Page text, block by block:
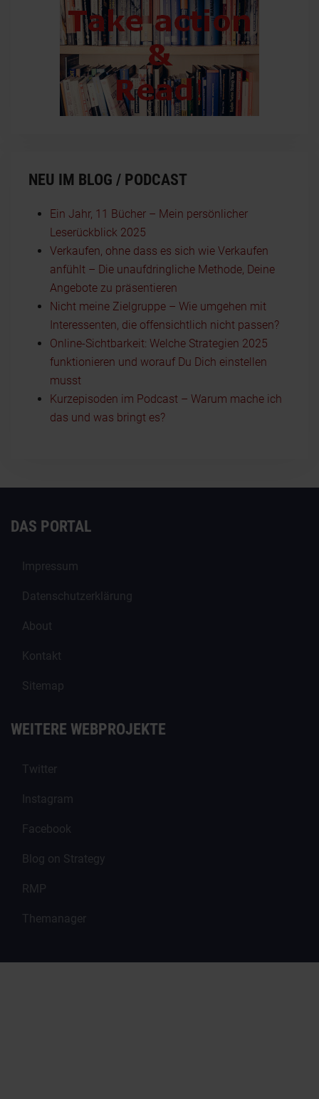
NEU IM BLOG / PODCAST
Ein Jahr, 11 Bücher – Mein persönlicher
Leserückblick 2025
Verkaufen, ohne dass es sich wie Verkaufen
anfühlt – Die unaufdringliche Methode, Deine
Angebote zu präsentieren
Nicht meine Zielgruppe – Wie umgehen mit
Interessenten, die offensichtlich nicht passen?
Online-Sichtbarkeit: Welche Strategien 2025
funktionieren und worauf Du Dich einstellen
musst
Kurzepisoden im Podcast – Warum mache ich
das und was bringt es?
DAS PORTAL
Impressum
Datenschutzerklärung
About
Kontakt
Sitemap
WEITERE WEBPROJEKTE
Twitter
Instagram
Facebook
Blog on Strategy
RMP
Themanager